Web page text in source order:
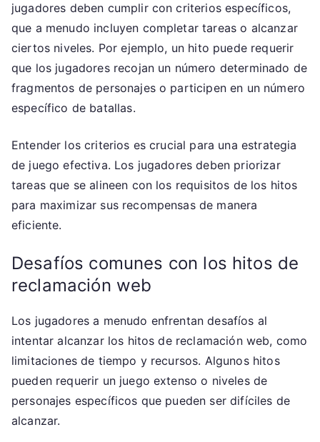
jugadores deben cumplir con criterios específicos,
que a menudo incluyen completar tareas o alcanzar
ciertos niveles. Por ejemplo, un hito puede requerir
que los jugadores recojan un número determinado de
fragmentos de personajes o participen en un número
específico de batallas.
Entender los criterios es crucial para una estrategia
de juego efectiva. Los jugadores deben priorizar
tareas que se alineen con los requisitos de los hitos
para maximizar sus recompensas de manera
eficiente.
Desafíos comunes con los hitos de
reclamación web
Los jugadores a menudo enfrentan desafíos al
intentar alcanzar los hitos de reclamación web, como
limitaciones de tiempo y recursos. Algunos hitos
pueden requerir un juego extenso o niveles de
personajes específicos que pueden ser difíciles de
alcanzar.